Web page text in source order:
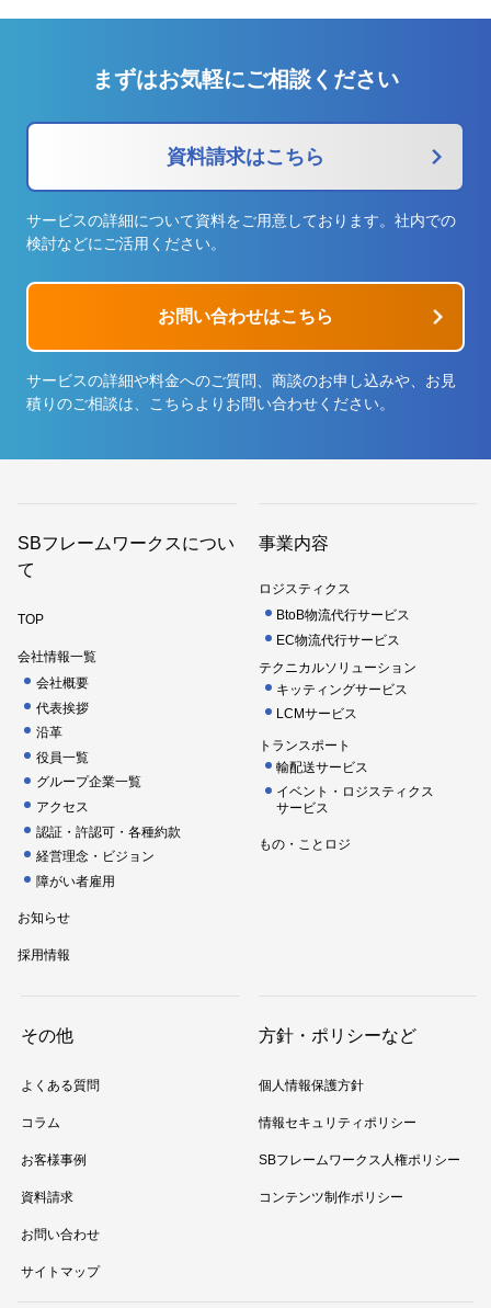
まずはお気軽にご相談ください
資料請求はこちら
サービスの詳細について資料をご用意しております。社内での
検討などにご活用ください。
お問い合わせはこちら
サービスの詳細や料金へのご質問、商談のお申し込みや、お見
積りのご相談は、こちらよりお問い合わせください。
SBフレームワークスについ
て
TOP
会社情報一覧
会社概要
代表挨拶
沿革
役員一覧
グループ企業一覧
アクセス
認証・許認可・各種約款
経営理念・ビジョン
障がい者雇用
お知らせ
採用情報
事業内容
ロジスティクス
BtoB物流代行サービス
EC物流代行サービス
テクニカルソリューション
キッティングサービス
LCMサービス
トランスポート
輸配送サービス
イベント・ロジスティクス
サービス
もの・ことロジ
その他
よくある質問
コラム
お客様事例
資料請求
お問い合わせ
サイトマップ
方針・ポリシーなど
個人情報保護方針
情報セキュリティポリシー
SBフレームワークス人権ポリシー
コンテンツ制作ポリシー